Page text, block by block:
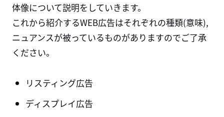
体像について説明をしていきます。
これから紹介するWEB広告はそれぞれの種類(意味),
ニュアンスが被っているものがありますのでご了承
ください。
リスティング広告
ディスプレイ広告